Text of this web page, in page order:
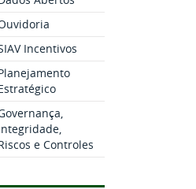
Incentivos
e Controles